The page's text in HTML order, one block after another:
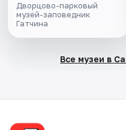
Дворцово-парковый
музей-заповедник
Гатчина
Все музеи в